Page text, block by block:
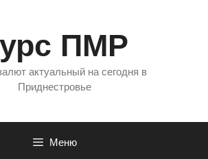
ПМР
актуальный на сегодня в
Приднестровье
Меню